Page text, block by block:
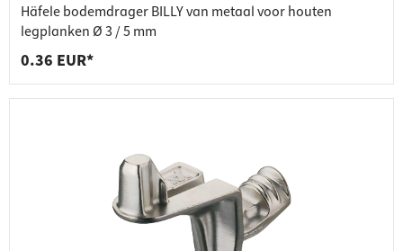
Häfele bodemdrager BILLY van metaal voor houten
legplanken Ø 3 / 5 mm
0.36 EUR*